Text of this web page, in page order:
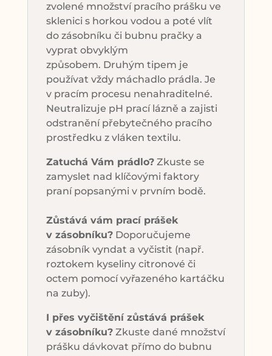
zvolené množství pracího prášku ve
sklenici s horkou vodou a poté vlít
do zásobníku či bubnu pračky a
vyprat obvyklým
způsobem. Druhým tipem je
používat vždy máchadlo prádla. Je
v pracím procesu nenahraditelné.
Neutralizuje pH prací lázně a zajisti
odstranění přebytečného pracího
prostředku z vláken textilu.
Zatuchá Vám prádlo?Zkuste se
zamyslet nad klíčovými faktory
praní popsanými v prvním bodě.
Zůstává vám prací prášek
v zásobníku?Doporučujeme
zásobník vyndat a vyčistit (např.
roztokem kyseliny citronové či
octem pomocí vyřazeného kartáčku
na zuby).
I přes vyčištění zůstává prášek
v zásobníku?Zkuste dané množství
prášku dávkovat přímo do bubnu